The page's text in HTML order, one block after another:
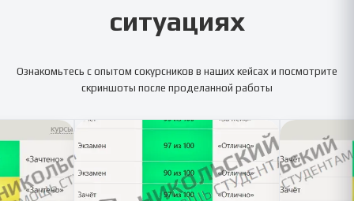
ситуациях
Ознакомьтесь с опытом сокурсников в наших кейсах и посмотрите
скриншоты после проделанной работы